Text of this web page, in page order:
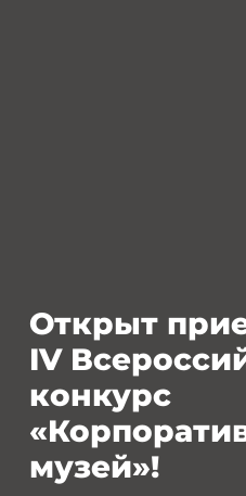
Открыт
IV
конкурс
музей»!